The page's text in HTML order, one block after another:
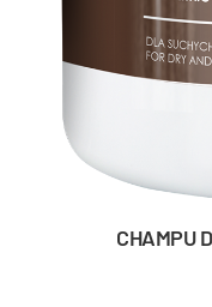
CHAMPU